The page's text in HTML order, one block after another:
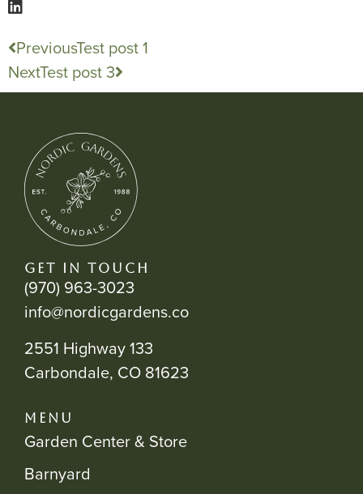
PreviousTest post 1
NextTest post 3
GET IN TOUCH
(970) 963-3023
info@nordicgardens.co
2551 Highway 133
Carbondale, CO 81623
MENU
Garden Center & Store
Barnyard